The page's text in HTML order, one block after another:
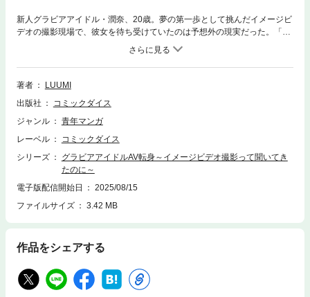
新人グラビアアイドル・潤奈、20歳。夢の第一歩として挑んだイメージビ
デオの撮影現場で、彼女を待ち受けていたのは予想外の現実だった。「マ
ッサージシーンは普通よ」と冷たく告げるマネージャーの彩花。彼女自
身、元グラドルからAV女優へと転身した暗い過去を抱える。潤奈は知らず
知らずのうちに「IV」の枠を超えた世界へ引きずり込まれていく――scen
e.01「新人グラドル潤奈」
著者
LUUMI
出版社
コミックダイス
ジャンル
青年マンガ
レーベル
コミックダイス
シリーズ
グラビアアイドルAV転身～イメージビデオ撮影って聞いてき
たのに～
電子版配信開始日
2025/08/15
ファイルサイズ
3.42 MB
作品をシェアする